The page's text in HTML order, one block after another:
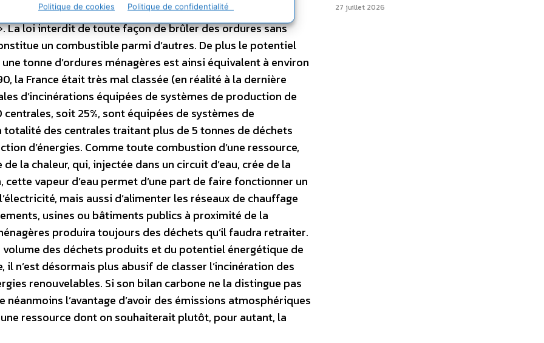
Politique de cookies Politique de confidentialité
l’utilisation de cette chaleur relève de la politique de
La loi interdit de toute façon de brûler des ordures sans
un combustible parmi d’autres. De plus le potentiel
tonne d’ordures ménagères est ainsi équivalent à environ
la France était très mal classée (en réalité à la dernière
d’incinérations équipées de systèmes de production de
soit 25%, sont équipées de systèmes de
totalité des centrales traitant plus de 5 tonnes de déchets
d’énergies. Comme toute combustion d’une ressource,
la chaleur, qui, injectée dans un circuit d’eau, crée de la
vapeur d’eau permet d’une part de faire fonctionner un
mais aussi d’alimenter les réseaux de chauffage
usines ou bâtiments publics à proximité de la
produira toujours des déchets qu’il faudra retraiter.
des déchets produits et du potentiel énergétique de
n’est désormais plus abusif de classer l’incinération des
renouvelables. Si son bilan carbone ne la distingue pas
l’avantage d’avoir des émissions atmosphériques
ressource dont on souhaiterait plutôt, pour autant, la
27 juillet 2026